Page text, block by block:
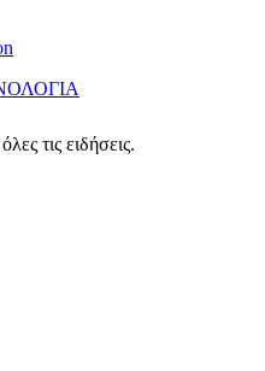
τις ειδήσεις.